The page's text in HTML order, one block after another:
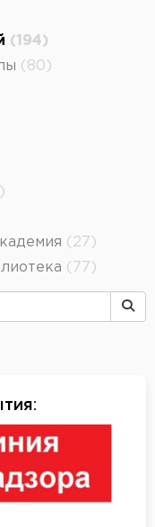
(194)
(80)
(27)
(77)
: